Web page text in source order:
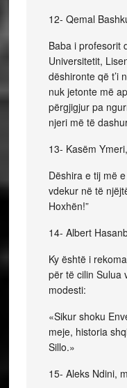
12- Qemal
Baba i profesorit
Universitetit,
dëshironte që t’i
nuk jetonte më
përgjigjur pa
njeri më të
13- Kasëm
Dëshira e tij më
vdekur në të
Hoxhën!”
14- Albert
Ky është i
për të cilin Sulua
modesti:
«Sikur shoku
meje, historia
Sillo.»
15- Aleks Ndini,